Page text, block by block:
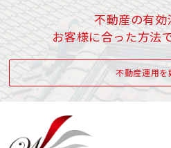
不動産の有効
お客様に合った方法
不動産運用を